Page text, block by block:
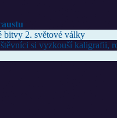
bitvy 2. světové války
si vyzkouší kaligrafii,